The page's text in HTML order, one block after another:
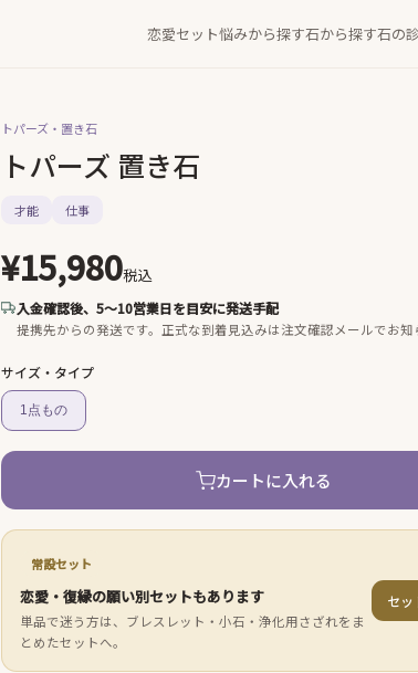
恋愛セット悩みから探す石から探す石の
トパーズ・ 置き石
トパーズ 置き石
才能 仕事
¥15,980税込
入金確認後、5〜10営業日を目安に発送手配
提携先からの発送です。 正式な到着見込みは注文確認メールでお知
サイズ・タイプ
1点もの
カートに入れる
常設セット
恋愛・復縁の願い別セットもあります
単品で迷う方は、ブレスレット・小石・浄化用さざれをま
とめたセットへ。
セッ